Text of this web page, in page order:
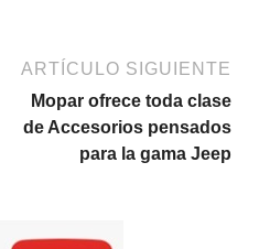
ARTÍCULO SIGUIENTE
Mopar ofrece toda clase
de Accesorios pensados
para la gama Jeep